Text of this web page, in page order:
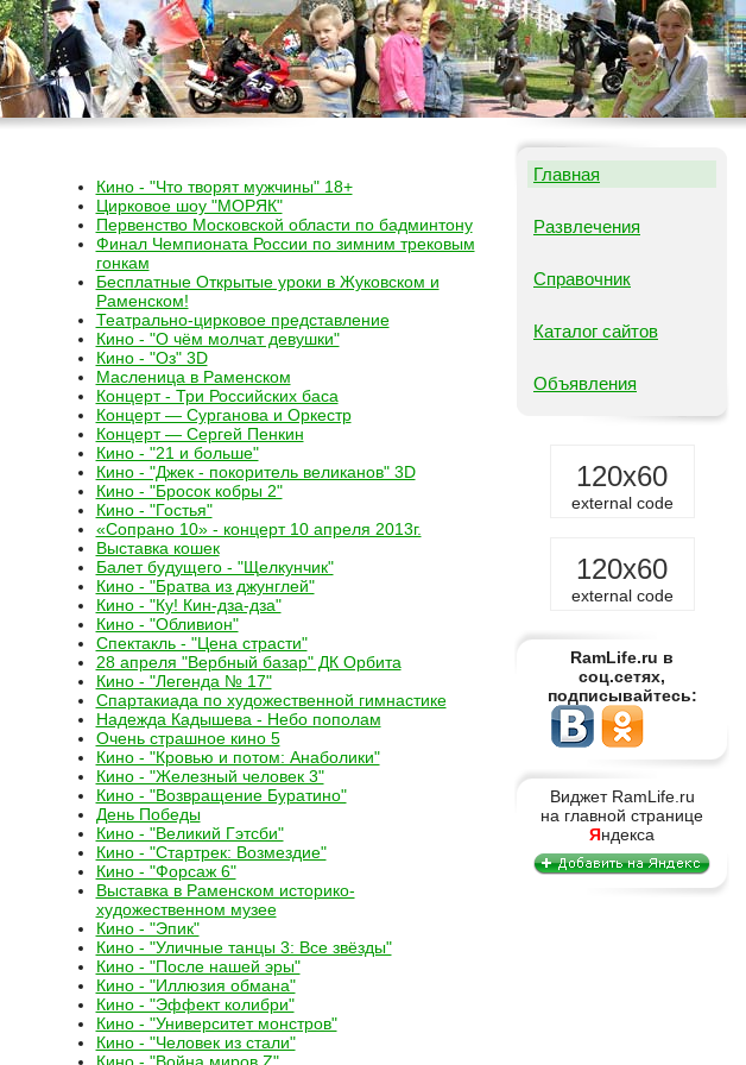
Кино - "Что творят мужчины" 18+
Цирковое шоу "МОРЯК"
Первенство Московской области по бадминтону
Финал Чемпионата России по зимним трековым
гонкам
Бесплатные Открытые уроки в Жуковском и
Раменском!
Театрально-цирковое представление
Кино - "О чём молчат девушки"
Кино - "Оз" 3D
Масленица в Раменском
Концерт - Три Российских баса
Концерт — Сурганова и Оркестр
Концерт — Сергей Пенкин
Кино - "21 и больше"
Кино - "Джек - покоритель великанов" 3D
Кино - "Бросок кобры 2"
Кино - "Гостья"
«Сопрано 10» - концерт 10 апреля 2013г.
Выставка кошек
Балет будущего - "Щелкунчик"
Кино - "Братва из джунглей"
Кино - "Ку! Кин-дза-дза"
Кино - "Обливион"
Спектакль - "Цена страсти"
28 апреля "Вербный базар" ДК Орбита
Кино - "Легенда № 17"
Спартакиада по художественной гимнастике
Надежда Кадышева - Небо пополам
Очень страшное кино 5
Кино - "Кровью и потом: Анаболики"
Кино - "Железный человек 3"
Кино - "Возвращение Буратино"
День Победы
Кино - "Великий Гэтсби"
Кино - "Стартрек: Возмездие"
Кино - "Форсаж 6"
Выставка в Раменском историко-
художественном музее
Кино - "Эпик"
Кино - "Уличные танцы 3: Все звёзды"
Кино - "После нашей эры"
Кино - "Иллюзия обмана"
Кино - "Эффект колибри"
Кино - "Университет монстров"
Кино - "Человек из стали"
Главная
Развлечения
Справочник
Каталог сайтов
Объявления
120x60
external code
120x60
external code
RamLife.ru в
соц.сетях,
подписывайтесь:
Виджет RamLife.ru
на главной странице
Яндекса